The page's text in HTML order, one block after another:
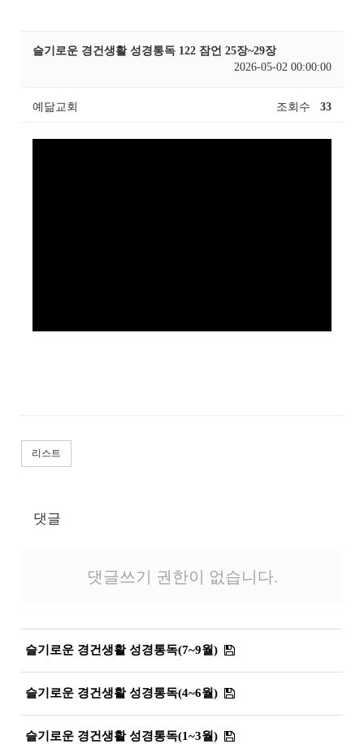
슬기로운 경건생활 성경통독 122 잠언 25장~29장
2026-05-02 00:00:00
예닮교회 조회수 33
리스트
댓글
댓글쓰기 권한이 없습니다.
슬기로운 경건생활 성경통독(7~9월)
슬기로운 경건생활 성경통독(4~6월)
슬기로운 경건생활 성경통독(1~3월)